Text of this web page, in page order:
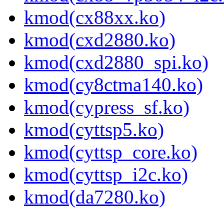
kmod(cx88xx.ko)
kmod(cxd2880.ko)
kmod(cxd2880_spi.ko)
kmod(cy8ctma140.ko)
kmod(cypress_sf.ko)
kmod(cyttsp5.ko)
kmod(cyttsp_core.ko)
kmod(cyttsp_i2c.ko)
kmod(da7280.ko)